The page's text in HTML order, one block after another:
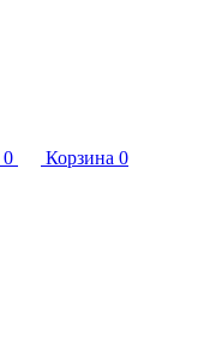
0 Корзина 0